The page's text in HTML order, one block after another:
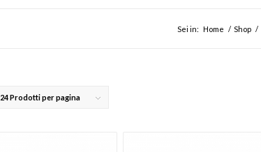
Sei in: Home / Shop /
24 Prodotti per pagina